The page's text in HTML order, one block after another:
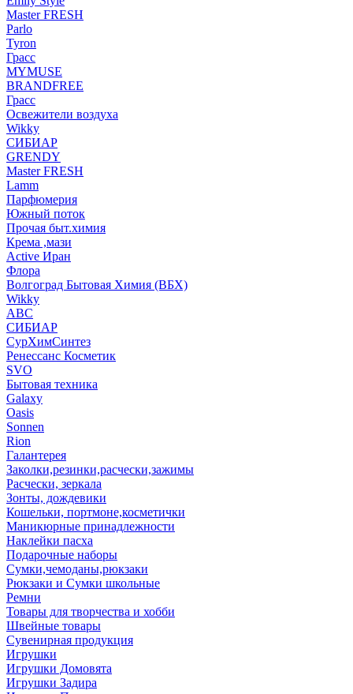
Master FRESH
Parlo
Tyron
Грасс
MYMUSE
BRANDFREE
Грасс
Освежители воздуха
Wikky
СИБИАР
GRENDY
Master FRESH
Lamm
Парфюмерия
Южный поток
Прочая быт.химия
Крема ,мази
Аctive Иран
Флора
Волгоград Бытовая Химия (ВБХ)
Wikky
АВС
СИБИАР
СурХимСинтез
Ренессанс Косметик
SVO
Бытовая техника
Galaxy
Oasis
Sonnen
Rion
Галантерея
Заколки,резинки,расчески,зажимы
Расчески, зеркала
Зонты, дождевики
Кошельки, портмоне,косметички
Маникюрные принадлежности
Наклейки пасха
Подарочные наборы
Сумки,чемоданы,рюкзаки
Рюкзаки и Сумки школьные
Ремни
Товары для творчества и хобби
Швейные товары
Сувенирная продукция
Игрушки
Игрушки Домовята
Игрушки Задира